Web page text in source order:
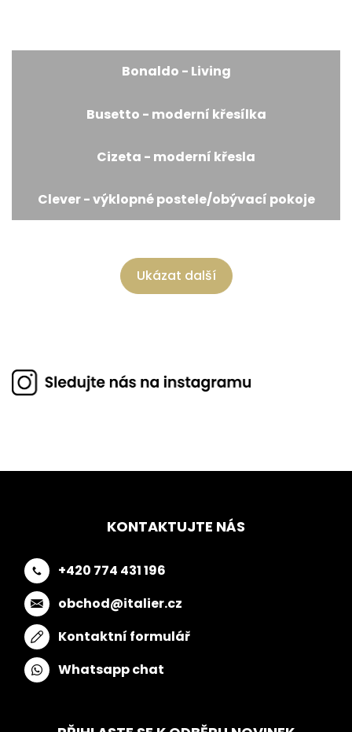
Bonaldo - Living
Busetto - moderní křesílka
Cizeta - moderní křesla
Clever - výklopné postele/obývací pokoje
Ukázat další
KONTAKTUJTE NÁS
+420 774 431 196
obchod@italier.cz
Kontaktní formulář
Whatsapp chat